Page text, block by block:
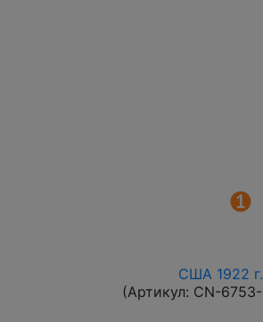
США 1922
(Артикул: CN-